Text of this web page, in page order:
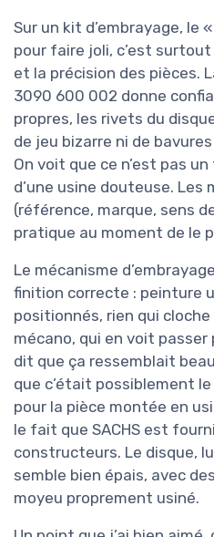
Sur un kit d’embrayage, le
pour faire joli, c’est surtout
et la précision des pièces.
3090 600 002 donne
propres, les rivets du
de jeu bizarre ni de
On voit que ce n’est pas
d’une usine douteuse. Les
(référence, marque, sens
pratique au moment de le
Le mécanisme
finition correcte : peinture
positionnés, rien qui
mécano, qui en voit
dit que ça ressemblait
que c’était possiblement
pour la pièce montée en
le fait que SACHS est
constructeurs. Le disque,
semble bien épais, avec
moyeu proprement usiné.